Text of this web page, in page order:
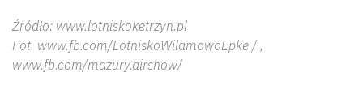
Źródło: www.lotniskoketrzyn.pl
Fot. www.fb.com/LotniskoWilamowoEpke / ,
www.fb.com/mazury.airshow/